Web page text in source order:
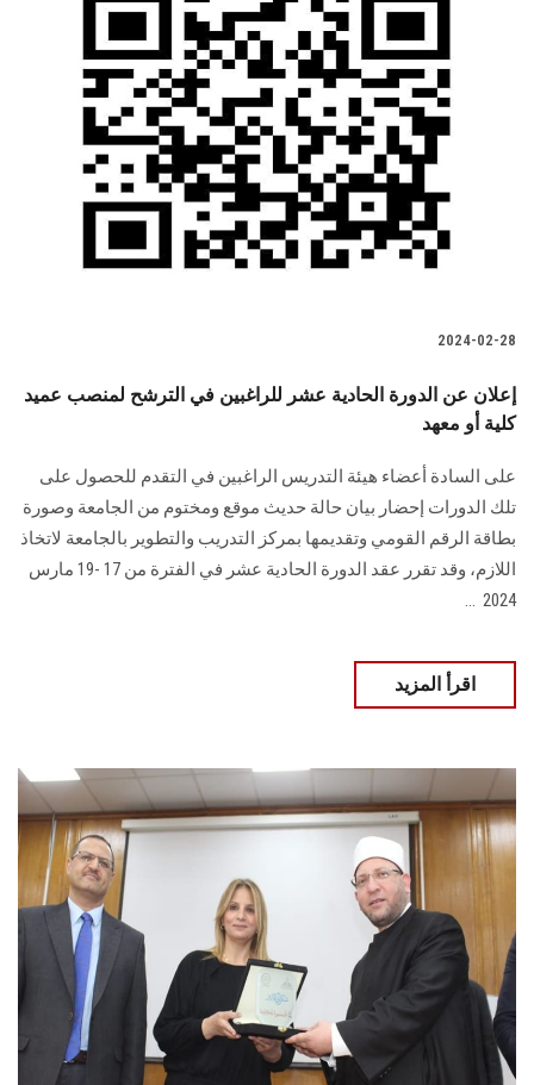
2024-02-28
إعلان عن الدورة الحادية عشر للراغبين في الترشح لمنصب عميد
كلية أو معهد ‏
على السادة أعضاء هيئة التدريس الراغبين في التقدم للحصول على
تلك الدورات إحضار بيان ‏حالة حديث موقع ومختوم من الجامعة وصورة
بطاقة الرقم القومي وتقديمها بمركز التدريب ‏والتطوير بالجامعة لاتخاذ
اللازم‎، وقد تقرر عقد الدورة الحادية عشر في الفترة من 17 -19 مارس
2024 ‏ ...
اقرأ المزيد